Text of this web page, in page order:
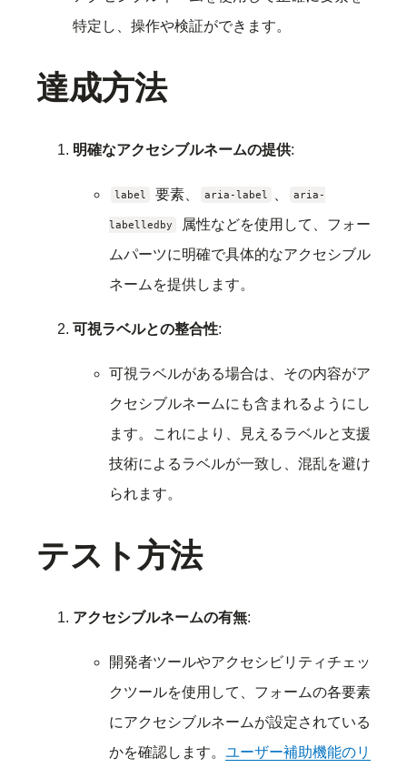
特定し、操作や検証ができます。
達成方法
明確なアクセシブルネームの提供:
label 要素、 aria-label aria-
labelledby
属性などを使用して、フォー
ムパーツに明確で具体的なアクセシブル
ネームを提供します。
可視ラベルとの整合性:
可視ラベルがある場合は、その内容がア
クセシブルネームにも含まれるようにし
ます。これにより、見えるラベルと支援
技術によるラベルが一致し、混乱を避け
られます。
テスト方法
アクセシブルネームの有無:
開発者ツールやアクセシビリティチェッ
クツールを使用して、フォームの各要素
にアクセシブルネームが設定されている
かを確認します。 ユーザー補助機能のリ